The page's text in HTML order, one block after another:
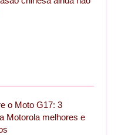
o Moto G17: 3
Motorola melhores e